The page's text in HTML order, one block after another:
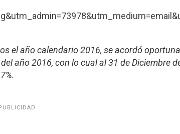
el año calendario 2016, se acordó
año 2016, con lo cual al 31 de Diciembre